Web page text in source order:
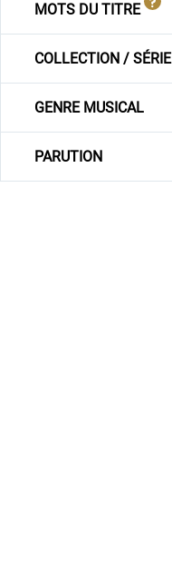
MOTS DU TITRE
COLLECTION / SÉRIE
GENRE MUSICAL
PARUTION